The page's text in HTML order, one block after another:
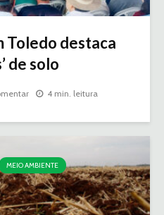
Toledo destaca
de solo
4 min. leitura
MEIO AMBIENTE